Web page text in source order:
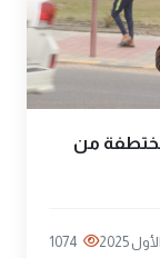
مختطفة من
1074